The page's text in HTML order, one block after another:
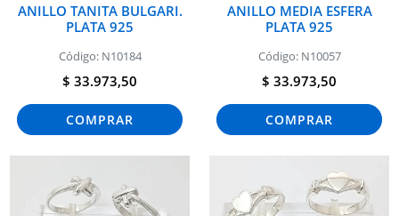
ANILLO TANITA BULGARI.
PLATA 925
Código: N10184
$ 33.973,50
COMPRAR
ANILLO MEDIA ESFERA
PLATA 925
Código: N10057
$ 33.973,50
COMPRAR